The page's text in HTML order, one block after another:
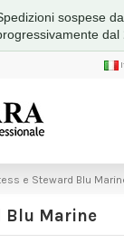
sospese
dal
e Steward Blu
Blu Marine